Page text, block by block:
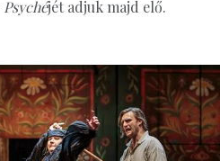
Psychéjét adjuk majd elő.